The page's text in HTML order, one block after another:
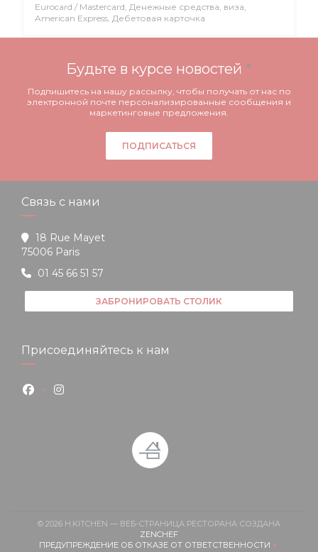
Eurocard / Mastercard, Денежные средства, виза,
American Express, Дебетовая карточка
Будьте в курсе новостей *
Подпишитесь на нашу рассылку, чтобы получать от нас по
электронной почте персонализированные сообщения и
маркетинговые предложения.
ПОДПИСАТЬСЯ
Связь с нами
18 Rue Mayet
75006 Paris((открывается в новом окне))
01 45 66 51 57
ЗАБРОНИРОВАТЬ СТОЛИК
Присоединяйтесь к нам
Facebook ((открывается в новом окне))
Instagram ((открывается в новом окне))
© 2026 H.KITCHEN — ВЕБ-СТРАНИЦА РЕСТОРАНА СОЗДАНА
ZENCHEF((ОТКРЫВАЕТСЯ В НОВОМ
ПРЕДУПРЕЖДЕНИЕ ОБ ОТКАЗЕ ОТ ОТВЕТСТВЕННОСТИ
((ОТКРЫВАЕТСЯ В НОВОМ ОКНЕ))